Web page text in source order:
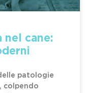
nel cane:
patologie
colpendo